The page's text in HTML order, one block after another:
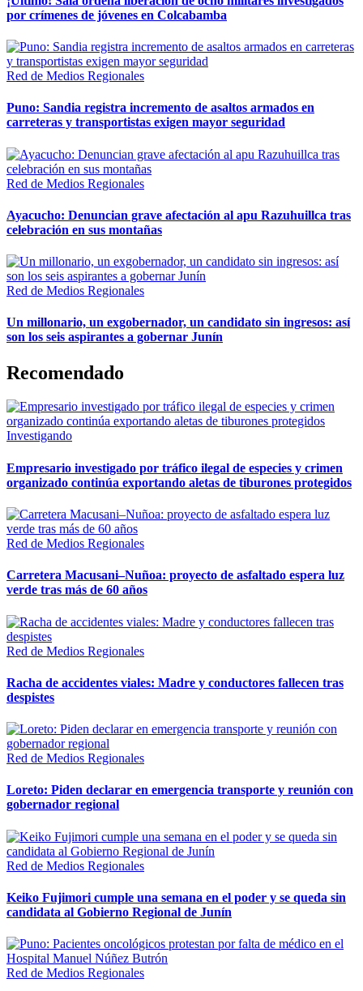
por crímenes de jóvenes en Colcabamba
Red de Medios Regionales
Puno: Sandia registra incremento de asaltos armados en
carreteras y transportistas exigen mayor seguridad
Red de Medios Regionales
Ayacucho: Denuncian grave afectación al apu Razuhuillca tras
celebración en sus montañas
Red de Medios Regionales
Un millonario, un exgobernador, un candidato sin ingresos: así
son los seis aspirantes a gobernar Junín
Recomendado
Investigando
Empresario investigado por tráfico ilegal de especies y crimen
organizado continúa exportando aletas de tiburones protegidos
Red de Medios Regionales
Carretera Macusani–Nuñoa: proyecto de asfaltado espera luz
verde tras más de 60 años
Red de Medios Regionales
Racha de accidentes viales: Madre y conductores fallecen tras
despistes
Red de Medios Regionales
Loreto: Piden declarar en emergencia transporte y reunión con
gobernador regional
Red de Medios Regionales
Keiko Fujimori cumple una semana en el poder y se queda sin
candidata al Gobierno Regional de Junín
Red de Medios Regionales